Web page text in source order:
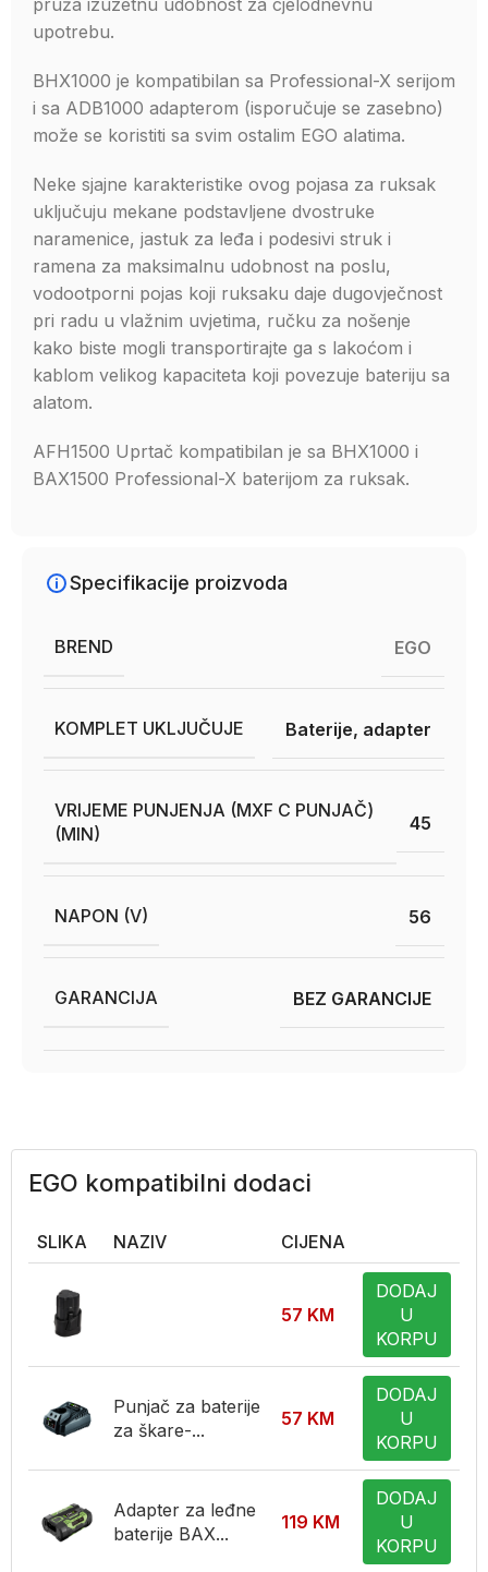
pruža izuzetnu udobnost za cjelodnevnu
upotrebu.
BHX1000 je kompatibilan sa Professional-X serijom
i sa ADB1000 adapterom (isporučuje se zasebno)
može se koristiti sa svim ostalim EGO alatima.
Neke sjajne karakteristike ovog pojasa za ruksak
uključuju mekane podstavljene dvostruke
naramenice, jastuk za leđa i podesivi struk i
ramena za maksimalnu udobnost na poslu,
vodootporni pojas koji ruksaku daje dugovječnost
pri radu u vlažnim uvjetima, ručku za nošenje
kako biste mogli transportirajte ga s lakoćom i
kablom velikog kapaciteta koji povezuje bateriju sa
alatom.
AFH1500 Uprtač kompatibilan je sa BHX1000 i
BAX1500 Professional-X baterijom za ruksak.
Specifikacije proizvoda
BREND EGO
KOMPLET UKLJUČUJE Baterije, adapter
VRIJEME PUNJENJA (MXF C PUNJAČ)
(MIN)
45
NAPON (V) 56
GARANCIJA BEZ GARANCIJE
EGO kompatibilni dodaci
SLIKA NAZIV CIJENA
57 KM
DODAJ
U
KORPU
Punjač za baterije
za škare-...
57 KM
DODAJ
U
KORPU
Adapter za leđne
baterije BAX...
119 KM
DODAJ
U
KORPU